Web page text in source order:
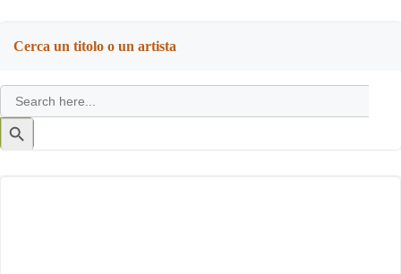
Cerca un titolo o un artista
Search
for:
Search
Button